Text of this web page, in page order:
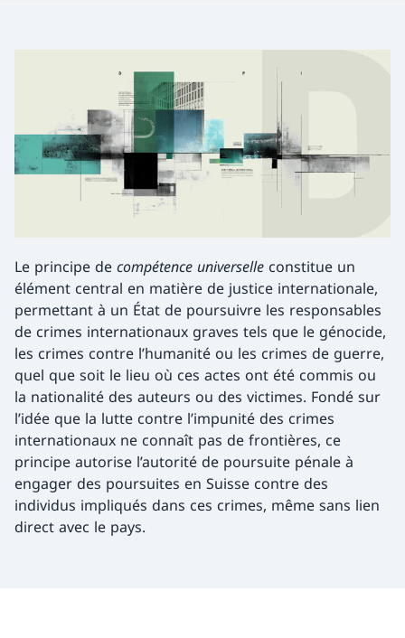
Le principe de compétence universelle constitue un
élément central en matière de justice internationale,
permettant à un État de poursuivre les responsables
de crimes internationaux graves tels que le génocide,
les crimes contre l’humanité ou les crimes de guerre,
quel que soit le lieu où ces actes ont été commis ou
la nationalité des auteurs ou des victimes. Fondé sur
l’idée que la lutte contre l’impunité des crimes
internationaux ne connaît pas de frontières, ce
principe autorise l’autorité de poursuite pénale à
engager des poursuites en Suisse contre des
individus impliqués dans ces crimes, même sans lien
direct avec le pays.